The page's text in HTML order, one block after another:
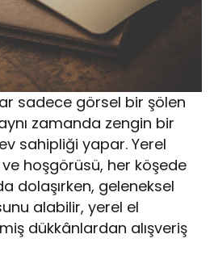
sadece görsel bir şölen
zamanda zengin bir
sahipliği yapar. Yerel
ve hoşgörüsü, her köşede
dolaşırken, geleneksel
alabilir, yerel el
dükkânlardan alışveriş